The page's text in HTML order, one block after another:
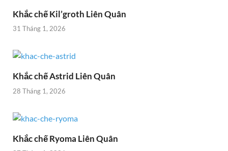
Khắc chế Kil’groth Liên Quân
31 Tháng 1, 2026
Khắc chế Astrid Liên Quân
28 Tháng 1, 2026
Khắc chế Ryoma Liên Quân